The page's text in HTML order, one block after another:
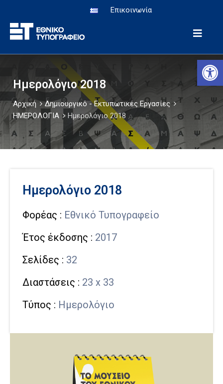
Επικοινωνία
Αρχική
Υπηρεσία
Εφημερίδα
Ιστορία-
Μουσείο
Δημιουργικό
Ημερολόγιο 2018
Αρχική
Δημιουργικό - Εκτυπωτικές Εργασίες
ΗΜΕΡΟΛΟΓΙΑ
Ημερολόγιο 2018
Ημερολόγιο 2018
Φορέας : Εθνικό Τυπογραφείο
Έτος έκδοσης : 2017
Σελίδες : 32
Διαστάσεις : 23 x 33
Τύπος : Ημερολόγιο